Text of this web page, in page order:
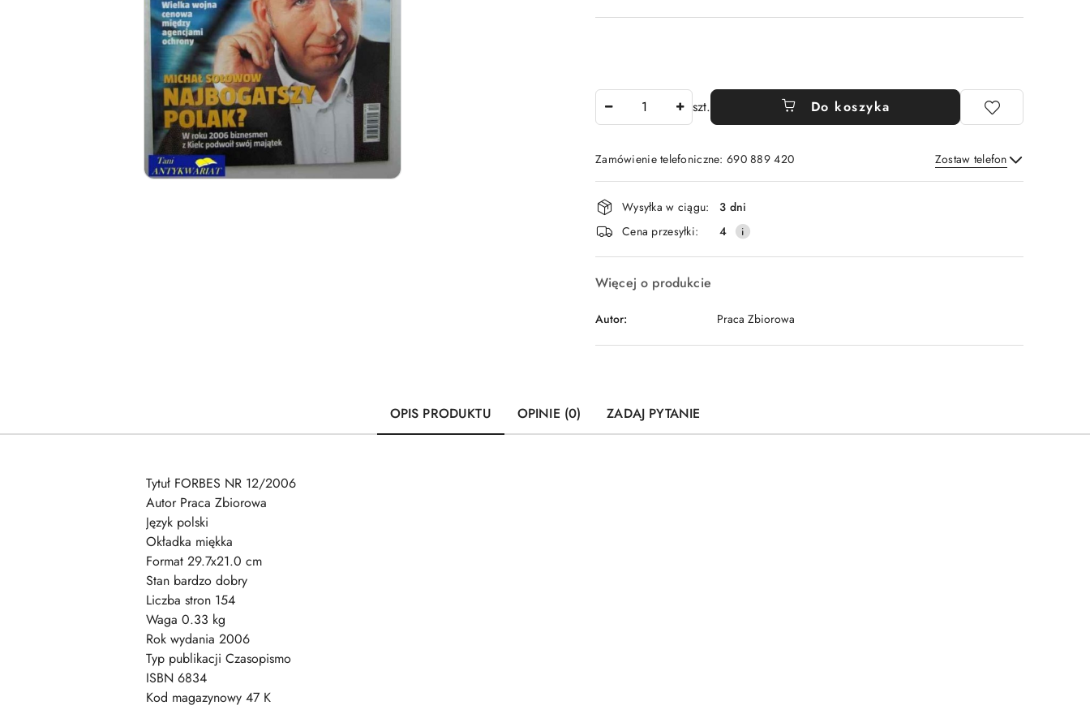
szt. Do koszyka
Zamówienie telefoniczne: 690 889 420 Zostaw telefon
Wyślij
Dostępność
i
dostawa
Wysyłka w ciągu:
3 dni
Cena przesyłki:
4
Więcej o produkcie
Autor: Praca Zbiorowa
OPIS PRODUKTU OPINIE (0) ZADAJ PYTANIE
Tytuł FORBES NR 12/2006
Autor Praca Zbiorowa
Język polski
Okładka miękka
Format 29.7x21.0 cm
Stan bardzo dobry
Liczba stron 154
Waga 0.33 kg
Rok wydania 2006
Typ publikacji Czasopismo
ISBN 6834
Kod magazynowy 47 K